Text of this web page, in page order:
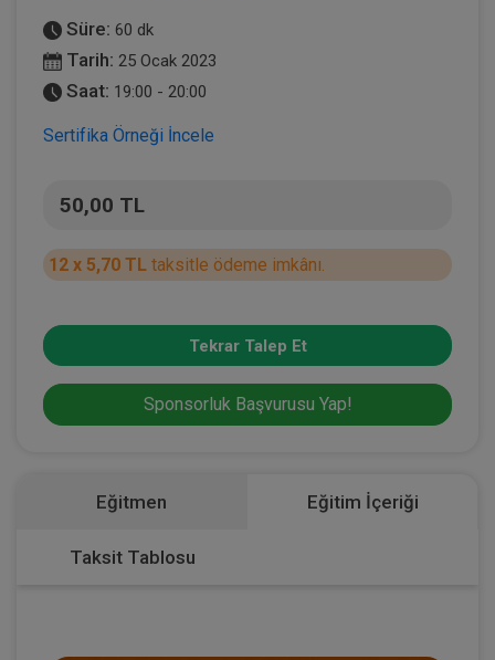
Süre: 60 dk
Tarih: 25 Ocak 2023
Saat: 19:00 - 20:00
Sertifika Örneği İncele
50,00 TL
12 x 5,70 TL taksitle ödeme imkânı.
Tekrar Talep Et
Sponsorluk Başvurusu Yap!
Eğitmen Eğitim İçeriği
Taksit Tablosu